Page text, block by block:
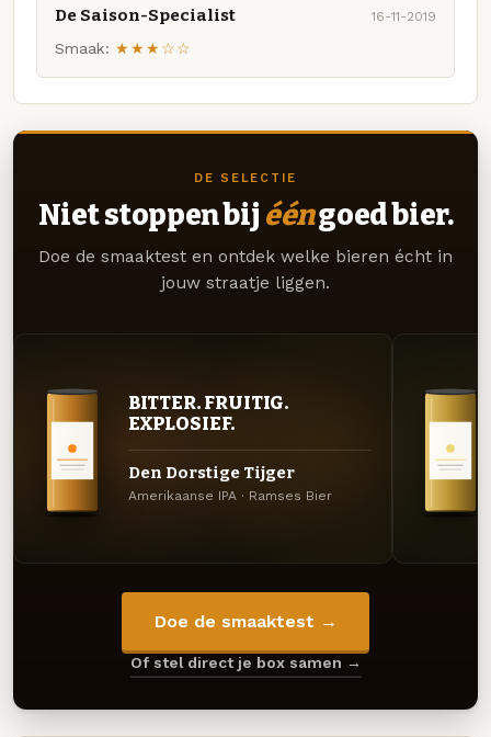
De Saison-Specialist 16-11-2019
Smaak: ★★★☆☆
DE SELECTIE
Niet stoppen bij ééngoed bier.
Doe de smaaktest en ontdek welke bieren écht in
jouw straatje liggen.
BITTER. FRUITIG.
EXPLOSIEF.
Den Dorstige Tijger
Amerikaanse IPA · Ramses Bier
Doe de smaaktest →
Of stel direct je box samen →